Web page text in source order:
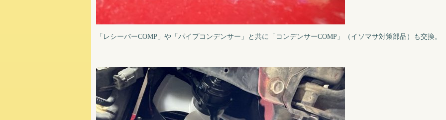
「レシーバーCOMP」や「パイプコンデンサー」と共に「コンデンサーCOMP」（イソマサ対策部品）も交換。